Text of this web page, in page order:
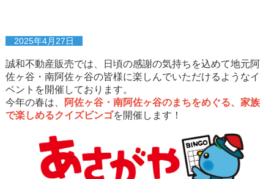
2025年4月27日
誠和不動産販売では、日頃の感謝の気持ちを込めて地元阿
佐ヶ谷・南阿佐ヶ谷の皆様に楽しんでいただけるようなイ
ベントを開催しております。
今年の春は、
阿佐ヶ谷・南阿佐ヶ谷のまちをめぐる、家族
で楽しめるクイズビンゴを開催します！